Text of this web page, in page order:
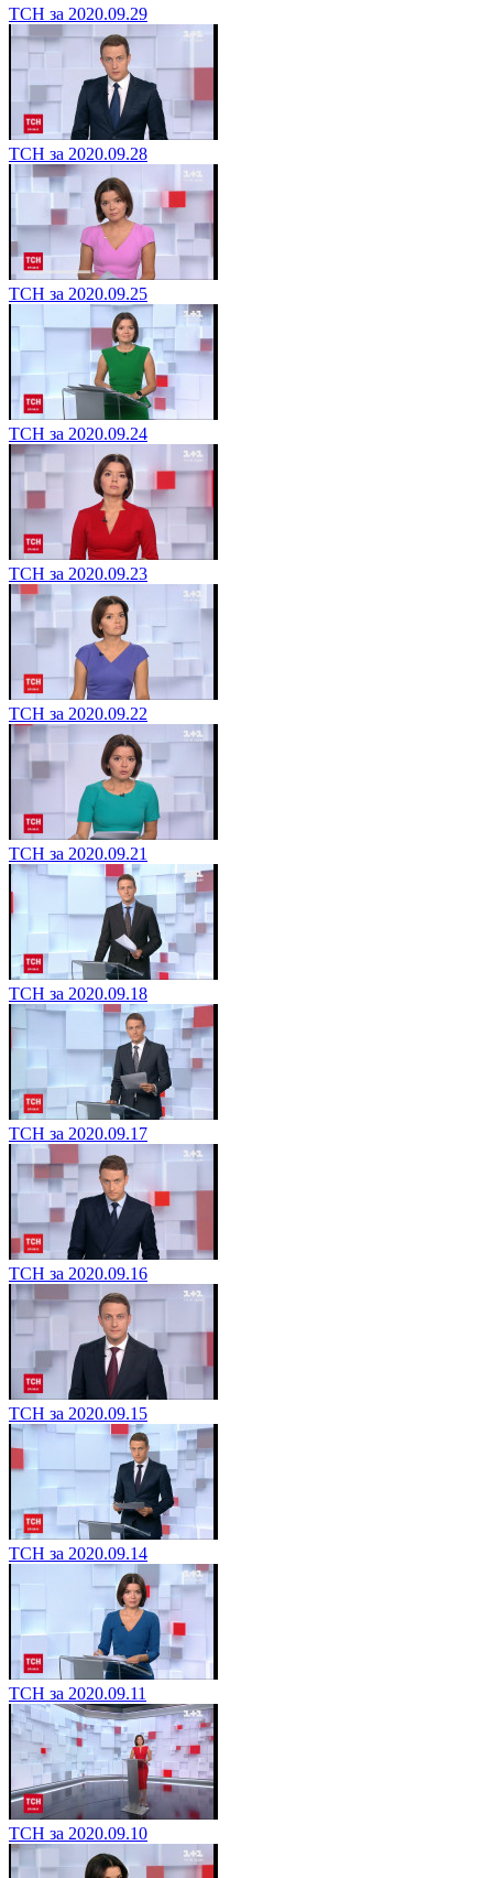
ТСН за 2020.09.29
ТСН за 2020.09.28
ТСН за 2020.09.25
ТСН за 2020.09.24
ТСН за 2020.09.23
ТСН за 2020.09.22
ТСН за 2020.09.21
ТСН за 2020.09.18
ТСН за 2020.09.17
ТСН за 2020.09.16
ТСН за 2020.09.15
ТСН за 2020.09.14
ТСН за 2020.09.11
ТСН за 2020.09.10